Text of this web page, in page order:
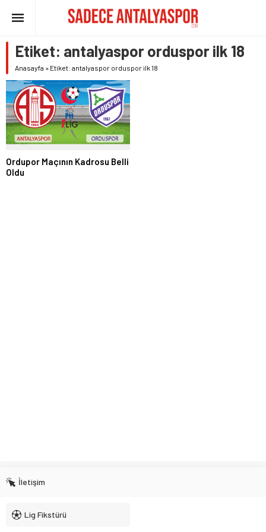
Etiket: antalyaspor orduspor ilk 18
Anasayfa » Etiket: antalyaspor orduspor ilk 18
Ordupor Maçının Kadrosu Belli
Oldu
İletişim
Lig Fikstürü